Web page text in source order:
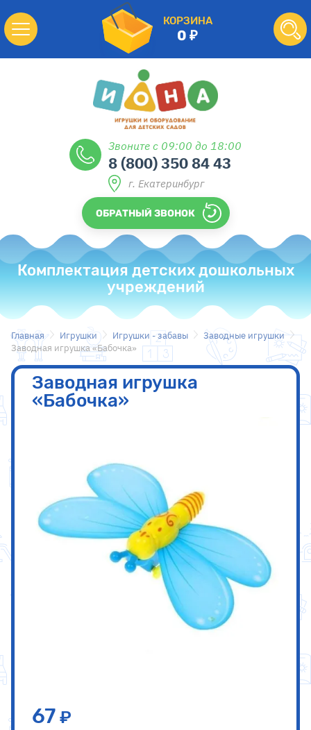
КОРЗИНА
0
Звоните с 09:00 до 18:00
8 (800) 350 84 43
г. Екатеринбург
ОБРАТНЫЙ ЗВОНОК
Комплектация детских дошкольных
учреждений
Главная Игрушки Игрушки - забавы
Заводные игрушки
Заводная игрушка «Бабочка»
Заводная игрушка
«Бабочка»
67